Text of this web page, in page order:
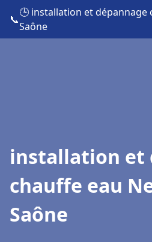
📞
🕒 installation et dépannage
Saône
installation et
chauffe eau
Saône